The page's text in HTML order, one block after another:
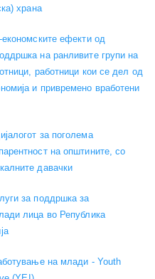
храна
ефекти од
на ранливите групи на
работници кои се дел од
и привремено вработени
за поголема
на општините, со
давачки
за поддршка за
лица во Република
на млади - Youth